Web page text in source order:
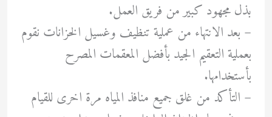
بذل مجهود كبير من فريق العمل.
– بعد الانتهاء من عملية تنظيف وغسيل الخزانات نقوم
بعملية التعقيم الجيد بأفضل المعقمات المصرح
بأستخدامها.
– ‏التأكد من غلق جميع منافذ المياه مرة اخرى للقيام